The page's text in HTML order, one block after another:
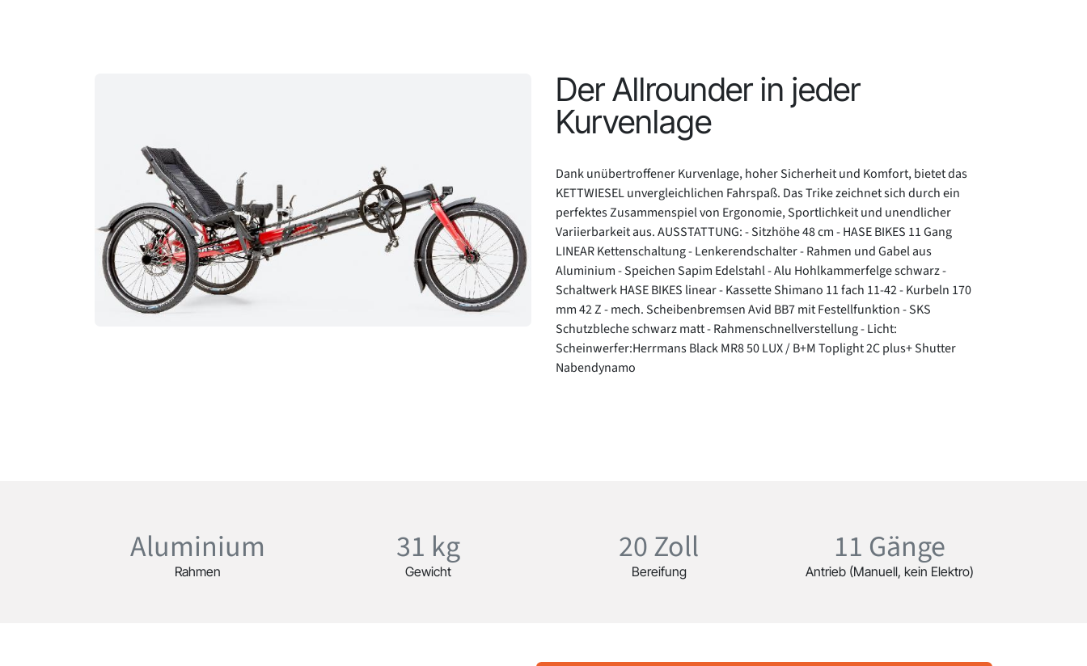
Der Allrounder in jeder
Kurvenlage
Dank unübertroffener Kurvenlage, hoher Sicherheit und Komfort, bietet das
KETTWIESEL unvergleichlichen Fahrspaß. Das Trike zeichnet sich durch ein
perfektes Zusammenspiel von Ergonomie, Sportlichkeit und unendlicher
Variierbarkeit aus. AUSSTATTUNG: - Sitzhöhe 48 cm - HASE BIKES 11 Gang
LINEAR Kettenschaltung - Lenkerendschalter - Rahmen und Gabel aus
Aluminium - Speichen Sapim Edelstahl - Alu Hohlkammerfelge schwarz -
Schaltwerk HASE BIKES linear - Kassette Shimano 11 fach 11-42 - Kurbeln 170
mm 42 Z - mech. Scheibenbremsen Avid BB7 mit Festellfunktion - SKS
Schutzbleche schwarz matt - Rahmenschnellverstellung - Licht:
Scheinwerfer:Herrmans Black MR8 50 LUX / B+M Toplight 2C plus+ Shutter
Nabendynamo
Aluminium
Rahmen
31 kg
Gewicht
20 Zoll
Bereifung
11 Gänge
Antrieb (Manuell, kein Elektro)